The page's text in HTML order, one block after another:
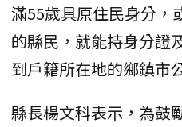
滿55歲具原住民身分，
的縣民，就能持身分證
到戶籍所在地的鄉鎮市
縣長楊文科表示，為鼓